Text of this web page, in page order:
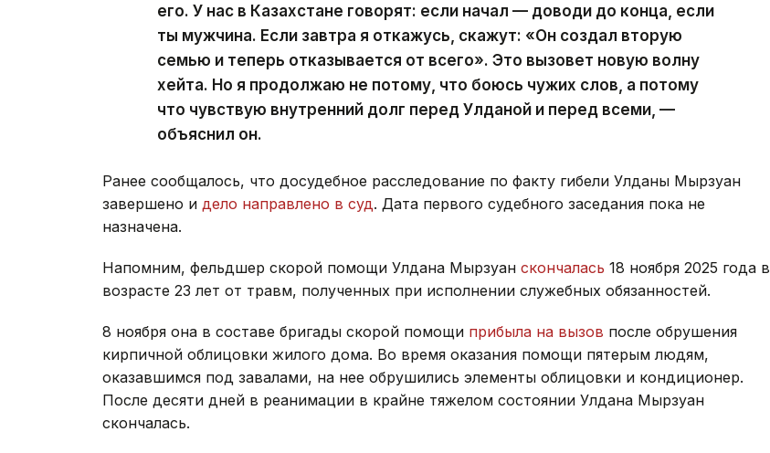
его. У нас в Казахстане говорят: если начал — доводи до конца, если
ты мужчина. Если завтра я откажусь, скажут: «Он создал вторую
семью и теперь отказывается от всего». Это вызовет новую волну
хейта. Но я продолжаю не потому, что боюсь чужих слов, а потому
что чувствую внутренний долг перед Улданой и перед всеми, —
объяснил он.
Ранее сообщалось, что досудебное расследование по факту гибели Улданы Мырзуан
завершено и дело направлено в суд. Дата первого судебного заседания пока не
назначена.
Напомним, фельдшер скорой помощи Улдана Мырзуан скончалась 18 ноября 2025 года в
возрасте 23 лет от травм, полученных при исполнении служебных обязанностей.
8 ноября она в составе бригады скорой помощи прибыла на вызов после обрушения
кирпичной облицовки жилого дома. Во время оказания помощи пятерым людям,
оказавшимся под завалами, на нее обрушились элементы облицовки и кондиционер.
После десяти дней в реанимации в крайне тяжелом состоянии Улдана Мырзуан
скончалась.